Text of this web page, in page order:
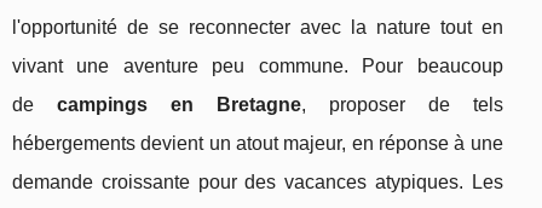
l'opportunité de se reconnecter avec la nature tout en
vivant une aventure peu commune. Pour beaucoup
de campings en Bretagne, proposer de tels
hébergements devient un atout majeur, en réponse à une
demande croissante pour des vacances atypiques. Les